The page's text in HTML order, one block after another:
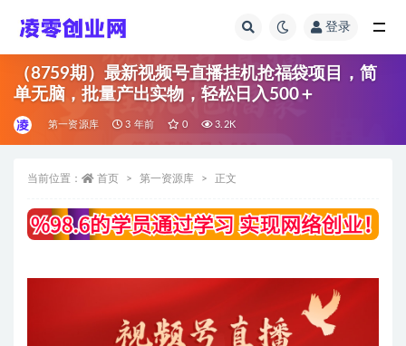
登录
（8759期）最新视频号直播挂机抢福袋项目，简
单无脑，批量产出实物，轻松日入500＋
第一资源库 3 年前 0 3.2K
当前位置： 首页 第一资源库 正文